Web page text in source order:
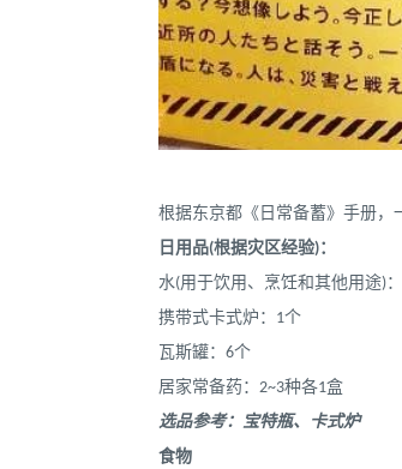
根据东京都《日常备蓄》手册，
日用品(根据灾区经验)：
水(用于饮用、烹饪和其他用途)
携带式卡式炉：1个
瓦斯罐：6个
居家常备药：2~3种各1盒
选品参考：宝特瓶、卡式炉
食物